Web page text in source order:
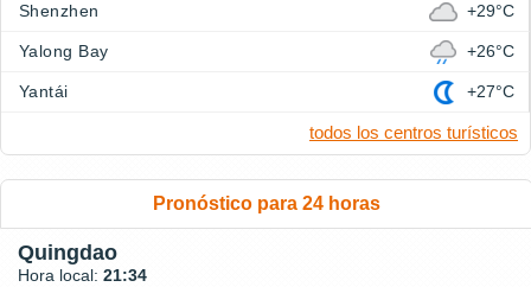
Shenzhen +29°C
Yalong Bay +26°C
Yantái +27°C
todos los centros turísticos
Pronóstico para 24 horas
Quingdao
Hora local: 21:34